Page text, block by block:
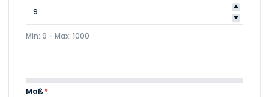
Min: 9 - Max: 1000
Maß*